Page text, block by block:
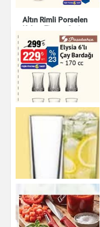
Altın Rimli Porselen
Kahve Fincan Seti
Mutfak Ürünleri
Elysia 6'lı Çay
Bardağı - 170 cc
Mutfak Ürünleri